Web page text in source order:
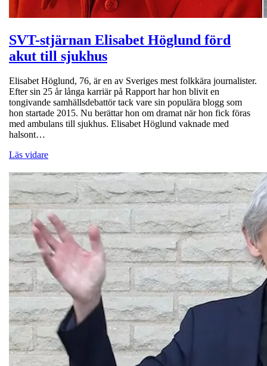
SVT-stjärnan Elisabet Höglund förd
akut till sjukhus
Elisabet Höglund, 76, är en av Sveriges mest folkkära journalister.
Efter sin 25 år långa karriär på Rapport har hon blivit en
tongivande samhällsdebattör tack vare sin populära blogg som
hon startade 2015. Nu berättar hon om dramat när hon fick föras
med ambulans till sjukhus. Elisabet Höglund vaknade med
halsont…
Läs vidare